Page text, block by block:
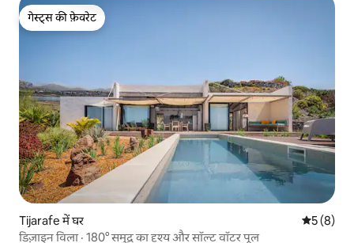
गेस्ट्स की फ़ेवरेट
गेस्ट्स की फ़ेवरेट
Tijarafe में घर औसत रेटिंग
5 (8)
डिज़ाइन विला · 180° समुद्र का दृश्य और सॉल्ट वॉटर पूल